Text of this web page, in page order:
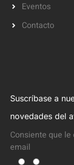
Eventos
Contacto
Suscríbase a
novedades del
Consiente que
email